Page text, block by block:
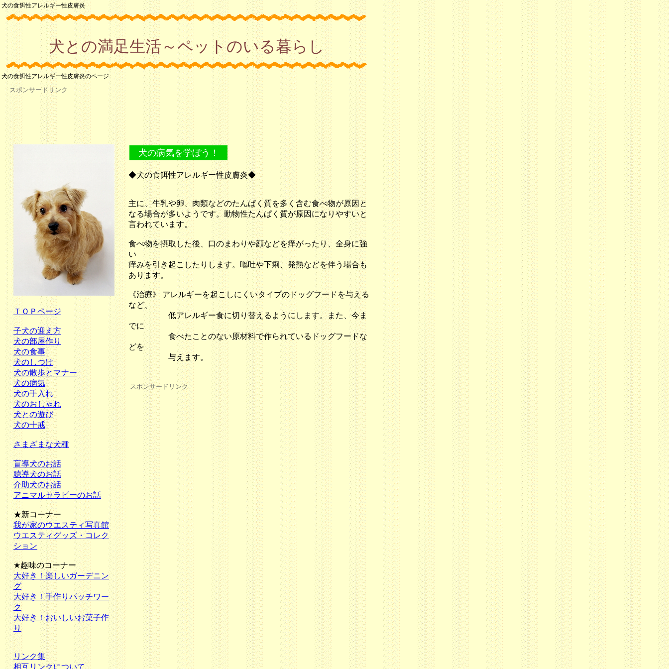
犬の食餌性アレルギー性皮膚炎
犬との満足生活～ペットのいる暮らし
犬の食餌性アレルギー性皮膚炎のページ
スポンサードリンク
犬の病気を学ぼう！
◆犬の食餌性アレルギー性皮膚炎◆
主に、牛乳や卵、肉類などのたんぱく質を多く含む食べ物が原因と
なる場合が多いようです。動物性たんぱく質が原因になりやすいと
言われています。
食べ物を摂取した後、口のまわりや顔などを痒がったり、全身に強
い
痒みを引き起こしたりします。嘔吐や下痢、発熱などを伴う場合も
あります。
《治療》 アレルギーを起こしにくいタイプのドッグフードを与える
など、
低アレルギー食に切り替えるようにします。また、今ま
でに
食べたことのない原材料で作られているドッグフードな
どを
与えます。
スポンサードリンク
ＴＯＰページ
子犬の迎え方
犬の部屋作り
犬の食事
犬のしつけ
犬の散歩とマナー
犬の病気
犬の手入れ
犬のおしゃれ
犬との遊び
犬の十戒
さまざまな犬種
盲導犬のお話
聴導犬のお話
介助犬のお話
アニマルセラピーのお話
★新コーナー
我が家のウエスティ写真館
ウエスティグッズ・コレク
ション
★趣味のコーナー
大好き！楽しいガーデニン
グ
大好き！手作りパッチワー
ク
大好き！おいしいお菓子作
り
リンク集
相互リンクについて